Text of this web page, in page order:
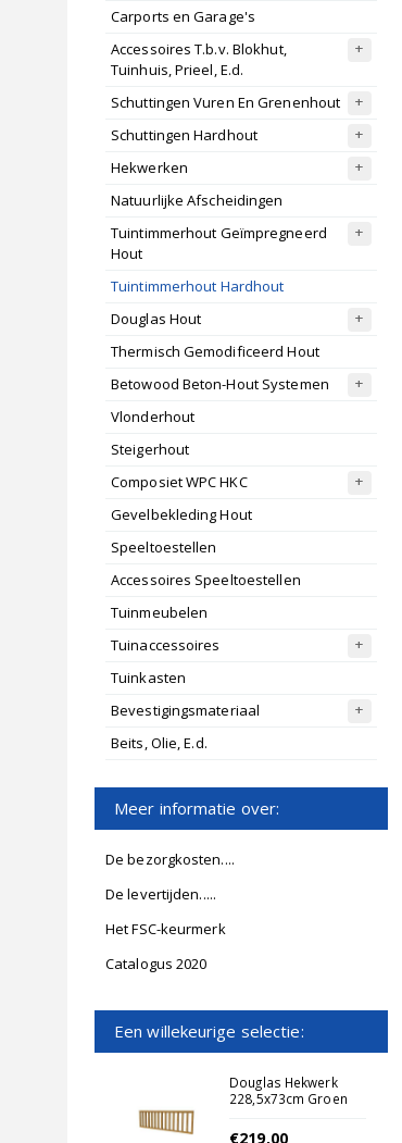
Carports en Garage's
Accessoires T.b.v. Blokhut,
Tuinhuis, Prieel, E.d.
Schuttingen Vuren En Grenenhout
Schuttingen Hardhout
Hekwerken
Natuurlijke Afscheidingen
Tuintimmerhout Geïmpregneerd
Hout
Tuintimmerhout Hardhout
Douglas Hout
Thermisch Gemodificeerd Hout
Betowood Beton-Hout Systemen
Vlonderhout
Steigerhout
Composiet WPC HKC
Gevelbekleding Hout
Speeltoestellen
Accessoires Speeltoestellen
Tuinmeubelen
Tuinaccessoires
Tuinkasten
Bevestigingsmateriaal
Beits, Olie, E.d.
Meer informatie over:
De bezorgkosten....
De levertijden.....
Het FSC-keurmerk
Catalogus 2020
Een willekeurige selectie:
Douglas Hekwerk
228,5x73cm Groen
€219,00